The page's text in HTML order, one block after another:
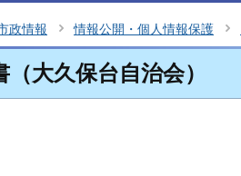
政情報 情報公開・個人情報保護
大久保台自治会）